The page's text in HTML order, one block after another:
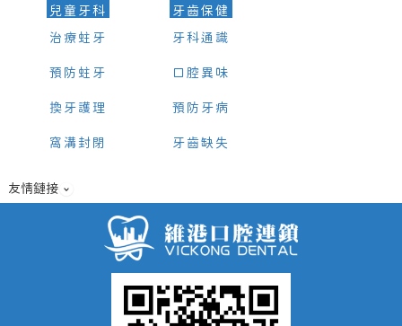
兒童牙科
治療蛀牙
預防蛀牙
換牙護理
窩溝封閉
牙齒保健
牙科通識
口腔異味
預防牙病
牙齒缺失
友情鏈接